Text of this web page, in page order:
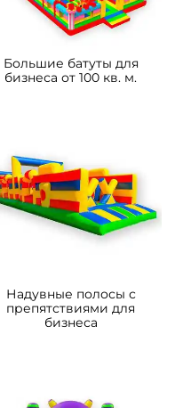
Большие батуты для
бизнеса от 100 кв. м.
Надувные полосы с
препятствиями для
бизнеса